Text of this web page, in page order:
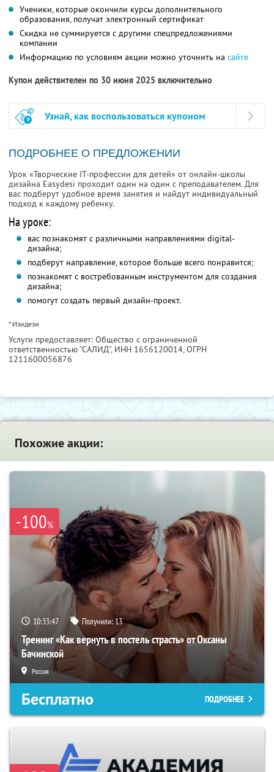
Ученики, которые окончили курсы дополнительного
образования, получат электронный сертификат
Скидка не суммируется с другими спецпредложениями
компании
Информацию по условиям акции можно уточнить на сайте
Купон действителен по 30 июня 2025 включительно
Узнай, как воспользоваться купоном
ПОДРОБНЕЕ О ПРЕДЛОЖЕНИИ
Урок «Творческие IT-профессии для детей» от онлайн-школы
дизайна Easydesi проходит один на один с преподавателем. Для
вас подберут удобное время занятия и найдут индивидуальный
подход к каждому ребенку.
На уроке:
вас познакомят с различными направлениями digital-
дизайна;
подберут направление, которое больше всего понравится;
познакомят с востребованным инструментом для создания
дизайна;
помогут создать первый дизайн-проект.
* Изидези
Услуги предоставляет: Общество с ограниченной
ответственностью “САЛИД”, ИНН 1656120014, ОГРН
1211600056876
Похожие акции:
-100%
10:33:46 Получили:13
Тренинг «Как вернуть в постель страсть» от Оксаны
Бачинской
Россия
Бесплатно ПОДРОБНЕЕ